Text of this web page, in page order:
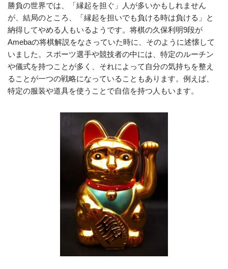
勝負の世界では、「縁起を担ぐ」人が多いかもしれません
が、結局のところ、「縁起を担いでも負ける時は負ける」と
納得してやめる人もいるようです。将棋の久保利明9段が
Amebaの将棋解説をなさっていた時に、そのように述懐して
いました。スポーツ選手や競技者の中には、特定のルーチン
や儀式を持つことが多く、それによって自分の気持ちを整え
ることが一つの戦略になっていることもあります。例えば、
特定の服装や道具を使うことで自信を持つ人もいます。